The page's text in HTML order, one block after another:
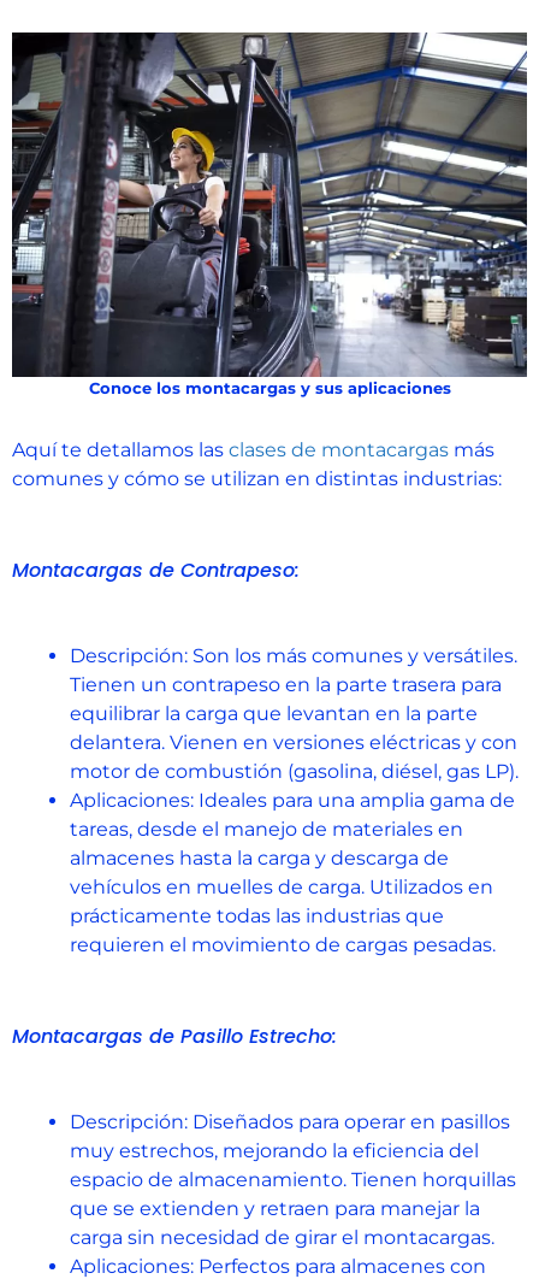
Conoce los montacargas y sus aplicaciones
Aquí te detallamos las clases de montacargas más
comunes y cómo se utilizan en distintas industrias:
Montacargas de Contrapeso:
Descripción: Son los más comunes y versátiles.
Tienen un contrapeso en la parte trasera para
equilibrar la carga que levantan en la parte
delantera. Vienen en versiones eléctricas y con
motor de combustión (gasolina, diésel, gas LP).
Aplicaciones: Ideales para una amplia gama de
tareas, desde el manejo de materiales en
almacenes hasta la carga y descarga de
vehículos en muelles de carga. Utilizados en
prácticamente todas las industrias que
requieren el movimiento de cargas pesadas.
Montacargas de Pasillo Estrecho:
Descripción: Diseñados para operar en pasillos
muy estrechos, mejorando la eficiencia del
espacio de almacenamiento. Tienen horquillas
que se extienden y retraen para manejar la
carga sin necesidad de girar el montacargas.
Aplicaciones: Perfectos para almacenes con